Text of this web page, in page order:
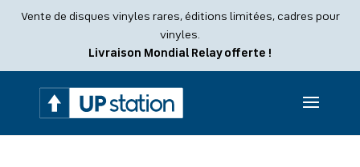
Vente de disques vinyles rares, éditions limitées, cadres pour
vinyles.
Livraison Mondial Relay offerte !